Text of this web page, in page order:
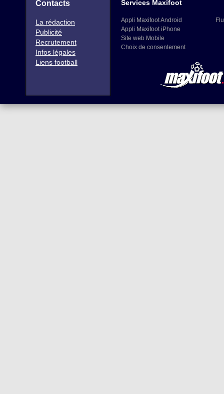
Contacts
La rédaction
Publicité
Recrutement
Infos légales
Liens football
Services Maxifoot
Appli Maxifoot Android
Appli Maxifoot iPhone
Site web Mobile
Choix de consentement